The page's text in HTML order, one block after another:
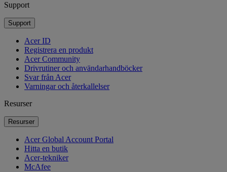
Support
Support
Acer ID
Registrera en produkt
Acer Community
Drivrutiner och användarhandböcker
Svar från Acer
Varningar och återkallelser
Resurser
Resurser
Acer Global Account Portal
Hitta en butik
Acer-tekniker
McAfee